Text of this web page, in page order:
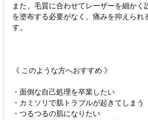
また、毛質に合わせてレーザーを細かく
を塗布する必要がなく、痛みを抑えられ
す。
《 このような方へおすすめ 》
・面倒な自己処理を卒業したい
・カミソリで肌トラブルが起きてしまう
・つるつるの肌になりたい